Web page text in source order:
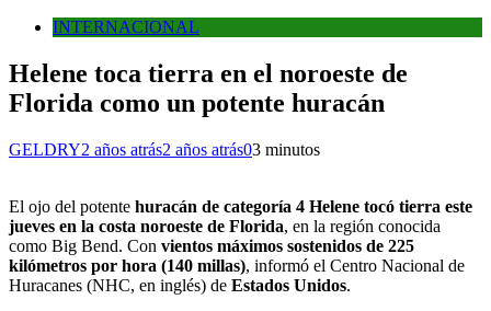
INTERNACIONAL
Helene toca tierra en el noroeste de
Florida como un potente huracán
GELDRY2 años atrás2 años atrás03 minutos
El ojo del potente huracán de categoría 4 Helene tocó tierra este
jueves en la costa noroeste de Florida, en la región conocida
como Big Bend. Con vientos máximos sostenidos de 225
kilómetros por hora (140 millas), informó el Centro Nacional de
Huracanes (NHC, en inglés) de Estados Unidos.